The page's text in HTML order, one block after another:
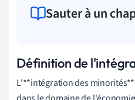
Sauter à un
Définition de
L'**intégration des